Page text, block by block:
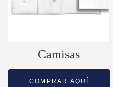
Camisas
COMPRAR AQUÍ